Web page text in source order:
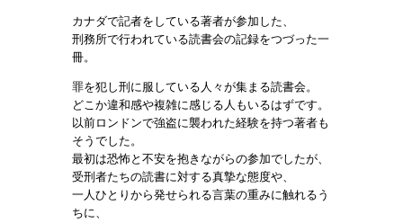
カナダで記者をしている著者が参加した、
刑務所で行われている読書会の記録をつづった一
冊。
罪を犯し刑に服している人々が集まる読書会。
どこか違和感や複雑に感じる人もいるはずです。
以前ロンドンで強盗に襲われた経験を持つ著者も
そうでした。
最初は恐怖と不安を抱きながらの参加でしたが、
受刑者たちの読書に対する真摯な態度や、
一人ひとりから発せられる言葉の重みに触れるう
ちに、